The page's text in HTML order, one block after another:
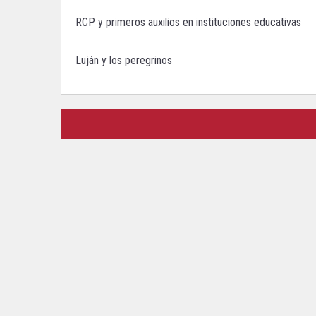
RCP y primeros auxilios en instituciones educativas
Luján y los peregrinos